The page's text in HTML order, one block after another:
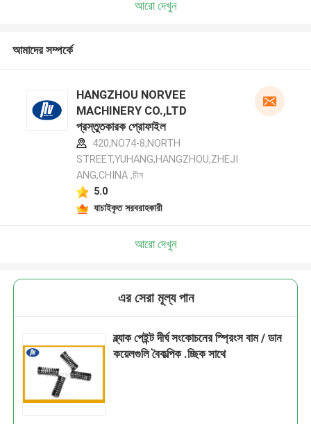
আরো দেখুন
আমাদের সম্পর্কে
HANGZHOU NORVEE
MACHINERY CO.,LTD
প্রস্তুতকারক প্রোফাইল
420,NO74-8,NORTH
STREET,YUHANG,HANGZHOU,ZHEJI
ANG,CHINA ,চীন
5.0
যাচাইকৃত সরবরাহকারী
আরো দেখুন
এর সেরা মূল্য পান
ব্ল্যাক পেইন্ট দীর্ঘ সংকোচনের স্প্রিংস বাম / ডান
কয়েলগুলি বৈকল্পিক .চ্ছিক সাথে